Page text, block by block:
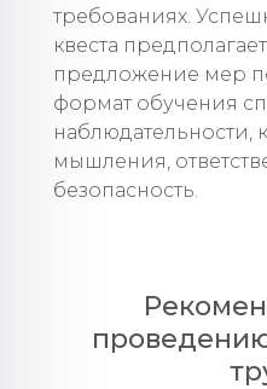
требованиях.
квеста
предложение мер
формат обучения
наблюдательности,
мышления,
безопасность.